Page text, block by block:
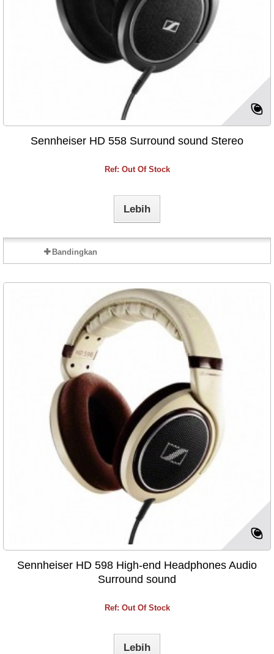
Sennheiser HD 558 Surround sound Stereo
Ref: Out Of Stock
Lebih
Bandingkan
Sennheiser HD 598 High-end Headphones Audio
Surround sound
Ref: Out Of Stock
Lebih